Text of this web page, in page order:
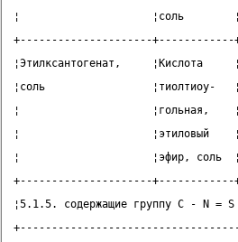
¦                     ¦соль
+---------------------+------------
¦Этилксантогенат,
¦соль
¦                     ¦гольная,
¦                     ¦этиловый
¦                     ¦эфир,
+---------------------+------------
¦5.1.5. содержащие группу